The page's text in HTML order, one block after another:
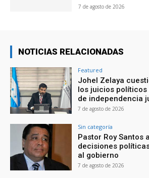
7 de agosto de 2026
NOTICIAS RELACIONADAS
Featured
Johel Zelaya
los juicios
de independencia
7 de agosto de 2026
Sin categoría
Pastor Roy Santos
decisiones
al gobierno
7 de agosto de 2026